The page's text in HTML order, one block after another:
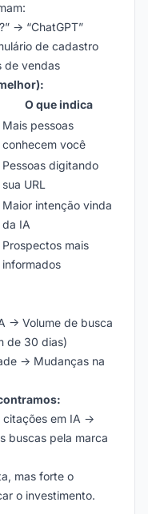
→ “ChatGPT”
de cadastro
de vendas
O que indica
Mais pessoas
conhecem você
Pessoas digitando
sua URL
Maior intenção vinda
da IA
Prospectos mais
informados
→ Volume de busca
de 30 dias)
→ Mudanças na
citações em IA →
buscas pela marca
mas forte o
o investimento.